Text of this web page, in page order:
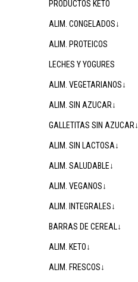
PRODUCTOS KETO
ALIM. CONGELADOS↓
ALIM. PROTEICOS
LECHES Y YOGURES
ALIM. VEGETARIANOS↓
ALIM. SIN AZUCAR↓
GALLETITAS SIN AZUCAR↓
ALIM. SIN LACTOSA↓
ALIM. SALUDABLE↓
ALIM. VEGANOS↓
ALIM. INTEGRALES↓
BARRAS DE CEREAL↓
ALIM. KETO↓
ALIM. FRESCOS↓